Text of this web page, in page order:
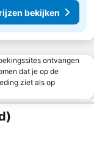
bekijken
ontvangen
dat je op de
ziet als op